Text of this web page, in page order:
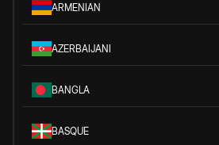
ARMENIAN
AZERBAIJANI
BANGLA
BASQUE